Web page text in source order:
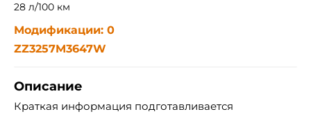
28 л/100 км
Модификации: 0
ZZ3257M3647W
Описание
Краткая информация подготавливается